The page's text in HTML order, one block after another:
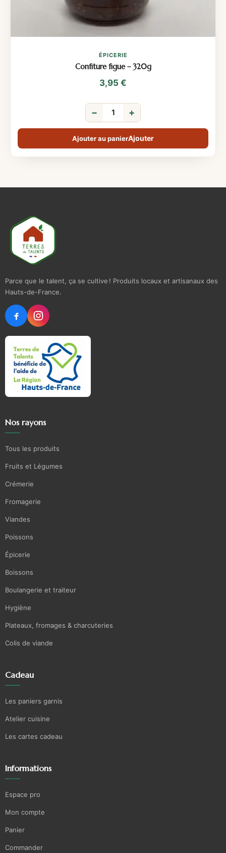
ÉPICERIE
Confiture figue – 320g
3,95 €
− +
Ajouter au panier
Parce que le talent, ça se cultive ! Produits locaux et artisanaux des
Hauts-de-France.
Nos rayons
Tous les produits
Fruits et Légumes
Crémerie
Fromagerie
Viandes
Poissons
Épicerie
Boissons
Boulangerie et traiteur
Hygiène
Plateaux, fromages & charcuteries
Colis de viande
Cadeau
Les paniers garnis
Atelier cuisine
Les cartes cadeau
Informations
Espace pro
Mon compte
Panier
Commander